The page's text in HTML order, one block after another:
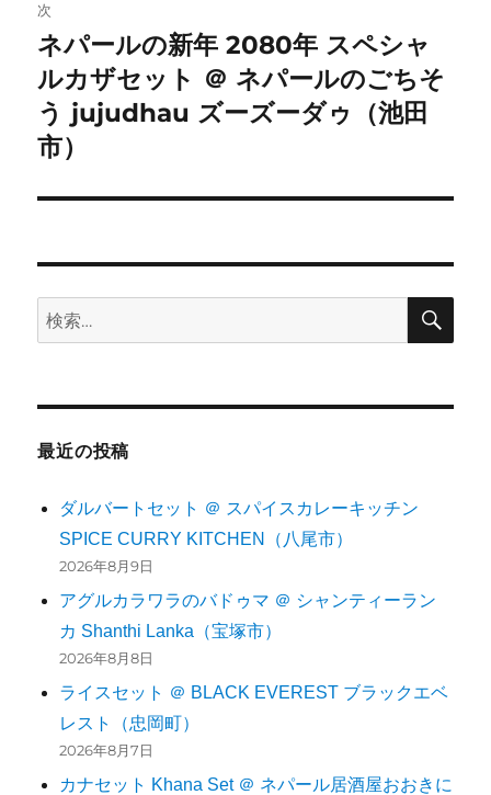
ー
シ
ョ
ン
次
次
の
投
稿:
ネパールの新年 2080年 スペシャ
ルカザセット ＠ ネパールのごちそ
う jujudhau ズーズーダゥ（池田
市）
検
索:
検
最近の投稿
ダルバートセット ＠ スパイスカレーキッチン
SPICE CURRY KITCHEN（八尾市）
2026年8月9日
アグルカラワラのバドゥマ ＠ シャンティーラン
カ Shanthi Lanka（宝塚市）
2026年8月8日
ライスセット ＠ BLACK EVEREST ブラックエベ
レスト（忠岡町）
2026年8月7日
カナセット Khana Set ＠ ネパール居酒屋おおきに